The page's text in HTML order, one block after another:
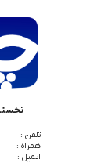
تلفن :
همراه :
ایمیل :